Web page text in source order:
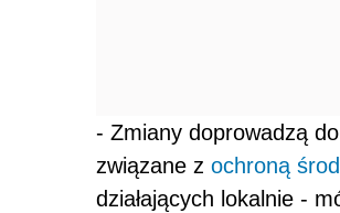
- Zmiany doprowadzą
związane z ochroną
działających lokalnie -